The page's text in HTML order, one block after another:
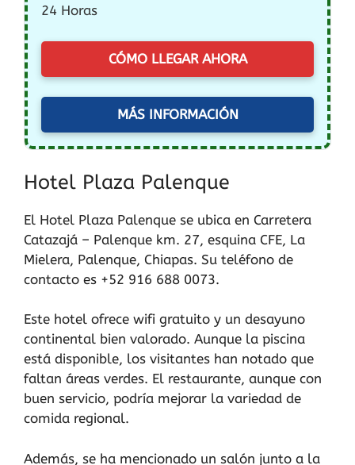
24 Horas
CÓMO LLEGAR AHORA
MÁS INFORMACIÓN
Hotel Plaza Palenque
El Hotel Plaza Palenque se ubica en Carretera
Catazajá – Palenque km. 27, esquina CFE, La
Mielera, Palenque, Chiapas. Su teléfono de
contacto es +52 916 688 0073.
Este hotel ofrece wifi gratuito y un desayuno
continental bien valorado. Aunque la piscina
está disponible, los visitantes han notado que
faltan áreas verdes. El restaurante, aunque con
buen servicio, podría mejorar la variedad de
comida regional.
Además, se ha mencionado un salón junto a la